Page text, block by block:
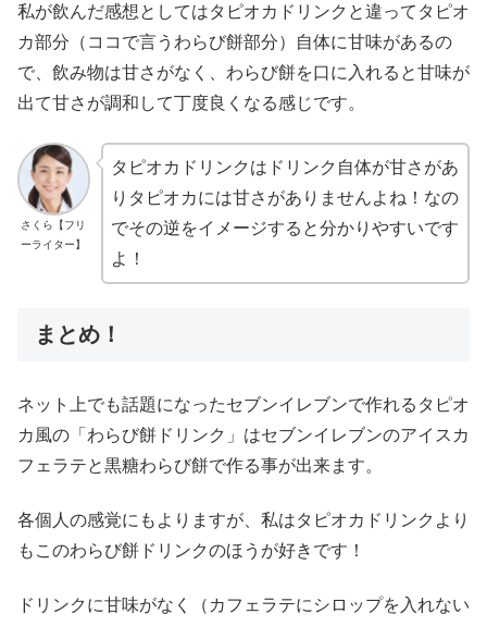
私が飲んだ感想としてはタピオカドリンクと違ってタピオ
カ部分（ココで言うわらび餅部分）自体に甘味があるの
で、飲み物は甘さがなく、わらび餅を口に入れると甘味が
出て甘さが調和して丁度良くなる感じです。
さくら【フリ
ーライター】
タピオカドリンクはドリンク自体が甘さがあ
りタピオカには甘さがありませんよね！なの
でその逆をイメージすると分かりやすいです
よ！
まとめ！
ネット上でも話題になったセブンイレブンで作れるタピオ
カ風の「わらび餅ドリンク」はセブンイレブンのアイスカ
フェラテと黒糖わらび餅で作る事が出来ます。
各個人の感覚にもよりますが、私はタピオカドリンクより
もこのわらび餅ドリンクのほうが好きです！
ドリンクに甘味がなく（カフェラテにシロップを入れない